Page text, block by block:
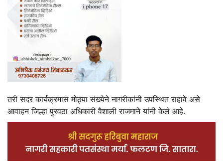
तरी सदर कार्यक्रमास मोठ्या संख्येने नागरीकांनी उपस्थित राहावे असे
आवाहन जिल्हा पुरवठा अधिकारी वैशाली राजमाने यांनी केले आहे.